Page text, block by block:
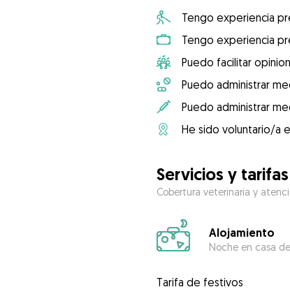
Tengo experiencia
Tengo experiencia
Puedo facilitar
Puedo administrar
Puedo administrar
He sido voluntario/a
Servicios y tarifas
Cobertura veterinaria y
Alojamiento
Noche en casa
Tarifa de festivos